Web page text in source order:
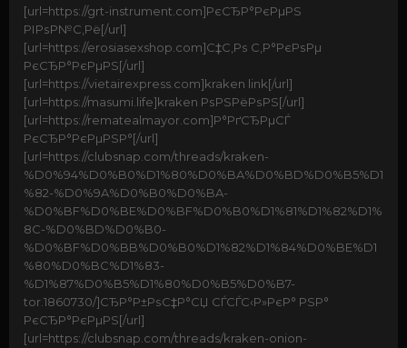
[url=https://grt-instrument.com]РєСЂР°РєРµРЅ
РІРѕР№С‚Рё[/url]
[url=https://erosiasexshop.com]С‡С‚Рѕ С‚Р°РєРѕРµ
РєСЂР°РєРµРЅ[/url]
[url=https://vietairexpress.com]kraken link[/url]
[url=https://masumi.life]kraken РѕРЅРёРѕРЅ[/url]
[url=https://rematealmayor.com]Р°РґСЂРµСЃ
РєСЂР°РєРµРЅР°[/url]
[url=https://clubsnap.com/threads/kraken-
%D0%94%D0%B0%D1%80%D0%BA%D0%BD%D0%B5%D1
%82-%D0%9A%D0%B0%D0%BA-
%D0%BF%D0%BE%D0%BF%D0%B0%D1%81%D1%82%D1%
8C-%D0%BD%D0%B0-
%D0%BF%D0%BB%D0%B0%D1%82%D1%84%D0%BE%D1
%80%D0%BC%D1%83-
%D1%87%D0%B5%D1%80%D0%B5%D0%B7-
tor.1860730/]СЂР°Р±РѕС‡Р°СЏ СЃСЃС‹Р»РєР° РЅР°
РєСЂР°РєРµРЅ[/url]
[url=https://clubsnap.com/threads/kraken-onion-